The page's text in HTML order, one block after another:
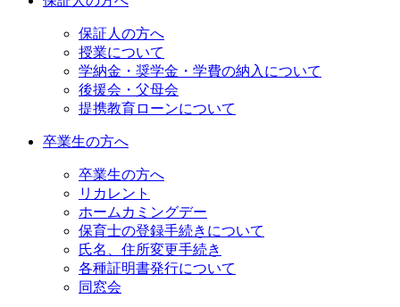
保証人の方へ
授業について
学納金・奨学金・学費の納入について
後援会・父母会
提携教育ローンについて
卒業生の方へ
卒業生の方へ
リカレント
ホームカミングデー
保育士の登録手続きについて
氏名、住所変更手続き
各種証明書発行について
同窓会